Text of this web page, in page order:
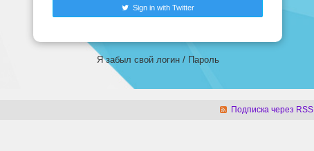
Sign in with Twitter
Я забыл свой логин/ Пароль
Подписка через RSS